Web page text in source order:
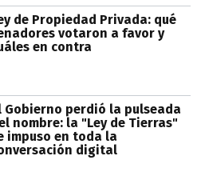
de Propiedad Privada: qué
votaron a favor y
en contra
Gobierno perdió la pulseada
nombre: la "Ley de Tierras"
impuso en toda la
digital